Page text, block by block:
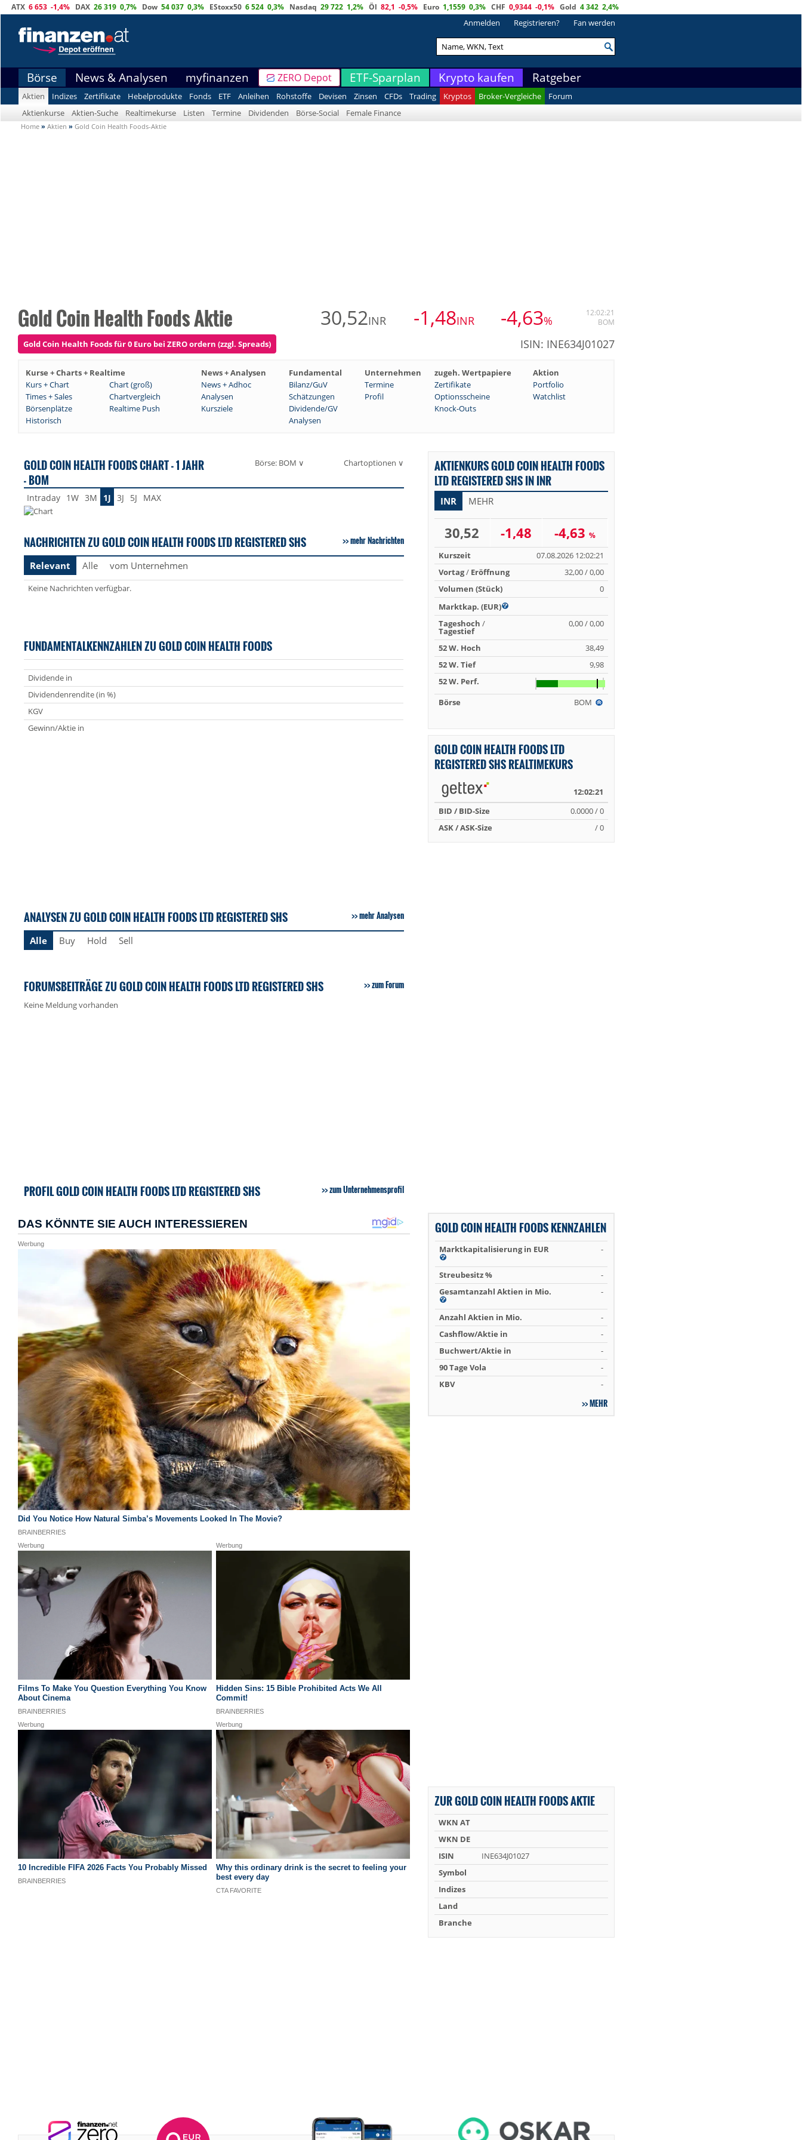
ATX 6 653 -1,4% DAX 26 319 0,7% Dow 54 037 0,3% EStoxx50 6 524 0,3% Nasdaq 29 722 1,2% Öl 82,1 -0,5% Euro 1,1559 0,3% CHF 0,9344 -0,1% Gold 4 342 2,4%
Anmelden Registrieren? Fan werden
Börse News & Analysen myfinanzen ZERO Depot ETF-Sparplan Krypto kaufen Ratgeber
Aktien Indizes Zertifikate Hebelprodukte Fonds ETF Anleihen Rohstoffe Devisen Zinsen CFDs Trading Kryptos Broker-Vergleiche
Forum
Aktienkurse
Aktien-Suche Realtimekurse Listen Termine Dividenden Börse-Social Female Finance
Home » Aktien » Gold Coin Health Foods-Aktie
Gold Coin Health Foods Aktie 30,52INR -1,48INR -4,63%
12:02:21
BOM
Gold Coin Health Foods für 0 Euro bei ZERO ordern (zzgl. Spreads) ISIN: INE634J01027
Kurse + Charts + Realtime News + Analysen Fundamental Unternehmen zugeh. Wertpapiere
Aktion
Kurs + Chart
Chart (groß) News + Adhoc Bilanz/GuV Termine Zertifikate
Portfolio
Times + Sales
Chartvergleich Analysen Schätzungen Profil Optionsscheine
Watchlist
Börsenplätze
Realtime Push Kursziele Dividende/GV
Knock-Outs
Historisch
Analysen
GOLD COIN HEALTH FOODS CHART - 1 JAHR
- BOM
Börse: BOM ∨ Chartoptionen ∨
Intraday 1W 3M 1J 3J 5J MAX
NACHRICHTEN ZU GOLD COIN HEALTH FOODS LTD REGISTERED SHS mehr Nachrichten
Relevant Alle vom Unternehmen
Keine Nachrichten verfügbar.
FUNDAMENTALKENNZAHLEN ZU GOLD COIN HEALTH FOODS
Dividende in
Dividendenrendite (in %)
KGV
Gewinn/Aktie in
ANALYSEN ZU GOLD COIN HEALTH FOODS LTD REGISTERED SHS mehr Analysen
Alle Buy Hold Sell
FORUMSBEITRÄGE ZU GOLD COIN HEALTH FOODS LTD REGISTERED SHS zum Forum
Keine Meldung vorhanden
PROFIL GOLD COIN HEALTH FOODS LTD REGISTERED SHS zum Unternehmensprofil
AKTIENKURS GOLD COIN HEALTH FOODS
LTD REGISTERED SHS IN INR
INR MEHR
30,52 -1,48 -4,63 %
Kurszeit
07.08.2026 12:02:21
Vortag/ Eröffnung
32,00 / 0,00
Volumen (Stück)
0
Marktkap. (EUR)
Tageshoch /
Tagestief
0,00 / 0,00
52 W. Hoch
38,49
52 W. Tief
9,98
52 W. Perf.
Börse
BOM
GOLD COIN HEALTH FOODS LTD
REGISTERED SHS REALTIMEKURS
12:02:21
BID / BID-Size
0.0000 / 0
ASK / ASK-Size
/ 0
GOLD COIN HEALTH FOODS KENNZAHLEN
Marktkapitalisierung in EUR -
Streubesitz %
-
Gesamtanzahl Aktien in Mio.
-
Anzahl Aktien in Mio.
-
Cashflow/Aktie in
-
Buchwert/Aktie in
-
90 Tage Vola
-
KBV
-
MEHR
ZUR GOLD COIN HEALTH FOODS AKTIE
WKN AT
WKN DE
ISIN
INE634J01027
Symbol
Indizes
Land
Branche